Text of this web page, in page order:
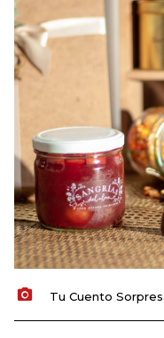
Tu Cuento